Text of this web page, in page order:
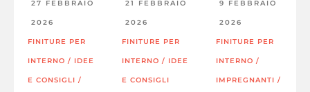
27 FEBBRAIO
2026
FINITURE PER
INTERNO / IDEE
E CONSIGLI /
21 FEBBRAIO
2026
FINITURE PER
INTERNO / IDEE
E CONSIGLI
9 FEBBRAIO
2026
FINITURE PER
INTERNO /
IMPREGNANTI /